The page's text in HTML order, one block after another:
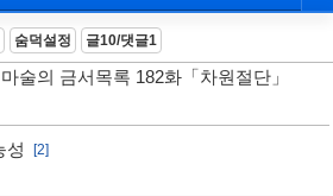
커뮤니티
지 츄온2 츄온
숨덕설정 글10/댓글1
술의 금서목록 182화「차원절단」
성
[2]